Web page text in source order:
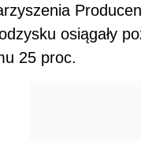
osiągały
25 proc.